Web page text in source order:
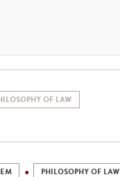
OF LAW
PHILOSOPHY OF LAW